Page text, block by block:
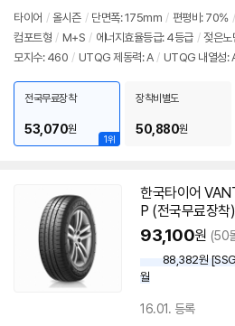
타이어 / 올시즌 / 단면폭: 175mm / 편평비: 70% /
컴포트형 / M+S / 에너지효율등급: 4등급 / 젖은노
모지수: 460 / UTQG 제동력: A / UTQG 내열성:
1위
전국무료장착
53,070원
장착비별도
50,880원
한국타이어
P (전국무료장착)
93,100원 (50
88,382원
월
16.01. 등록